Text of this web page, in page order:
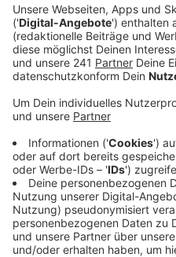
verändertes
Leverkusens
Veröffentlicht:Montag,
Anzeige
Gäste würden jetzt
bestellen, so Norhausen.
darauf reagieren –
Speisekarten anpassen
anböten. Eine endgültige
noch nicht ziehen, denn